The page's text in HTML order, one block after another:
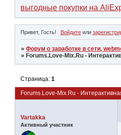
выгодные покупки на
Привет, Гость! Войдитеили
»Форум о заработке в сети,
» Forums.Love-Mix.Ru -
Forums.Love-Mix.Ru -
Страница:1
Vartakka
Активный участник